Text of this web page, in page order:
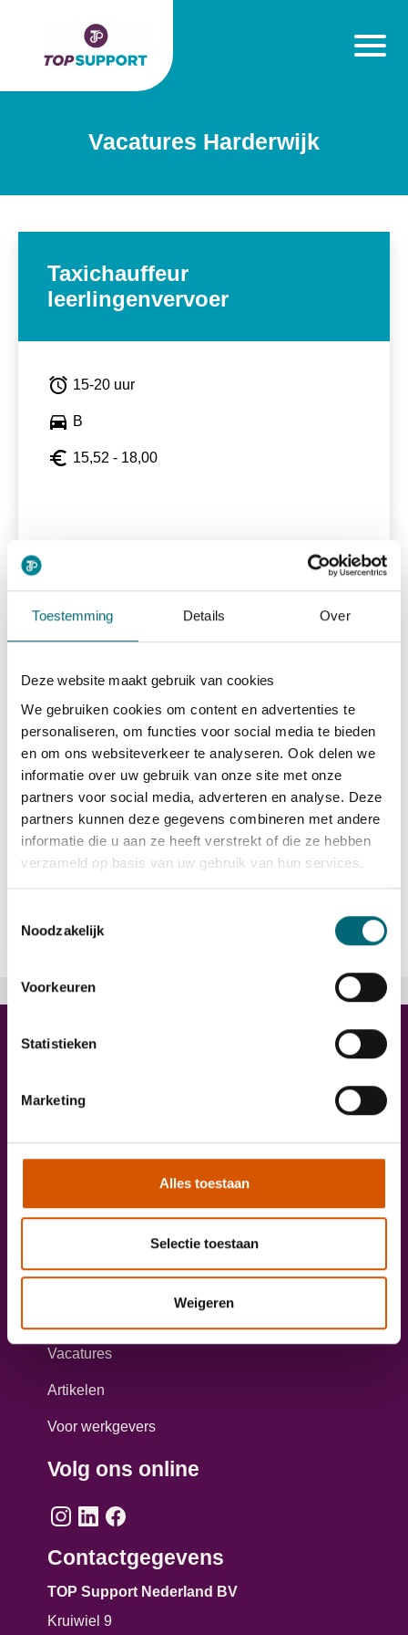
Toestemming Details Over
Deze website maakt gebruik van cookies
We gebruiken cookies om content en advertenties te
personaliseren, om functies voor social media te bieden
en om ons websiteverkeer te analyseren. Ook delen we
informatie over uw gebruik van onze site met onze
partners voor social media, adverteren en analyse. Deze
partners kunnen deze gegevens combineren met andere
informatie die u aan ze heeft verstrekt of die ze hebben
verzameld op basis van uw gebruik van hun services.
Noodzakelijk
Voorkeuren
Statistieken
Marketing
Alles toestaan
Selectie toestaan
Weigeren
Vacatures Harderwijk
Taxichauffeur
leerlingenvervoer
alarm 15-20 uur
directions_car B
euro_symbol 15,52 - 18,00
alarm 15-40 uur
directions_car Rijbewijs B
Onze diensten
Taxichauffeur worden?
Aanmelden opleiding personenvervoer
Vacatures
Artikelen
Voor werkgevers
Volg ons online
Contactgegevens
TOP Support Nederland BV
Kruiwiel 9